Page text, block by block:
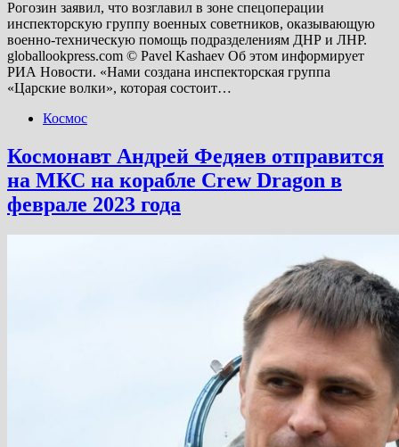
Рогозин заявил, что возглавил в зоне спецоперации
инспекторскую группу военных советников, оказывающую
военно-техническую помощь подразделениям ДНР и ЛНР.
globallookpress.com © Pavel Kashaev Об этом информирует
РИА Новости. «Нами создана инспекторская группа
«Царские волки», которая состоит…
Космос
Космонавт Андрей Федяев отправится
на МКС на корабле Crew Dragon в
феврале 2023 года